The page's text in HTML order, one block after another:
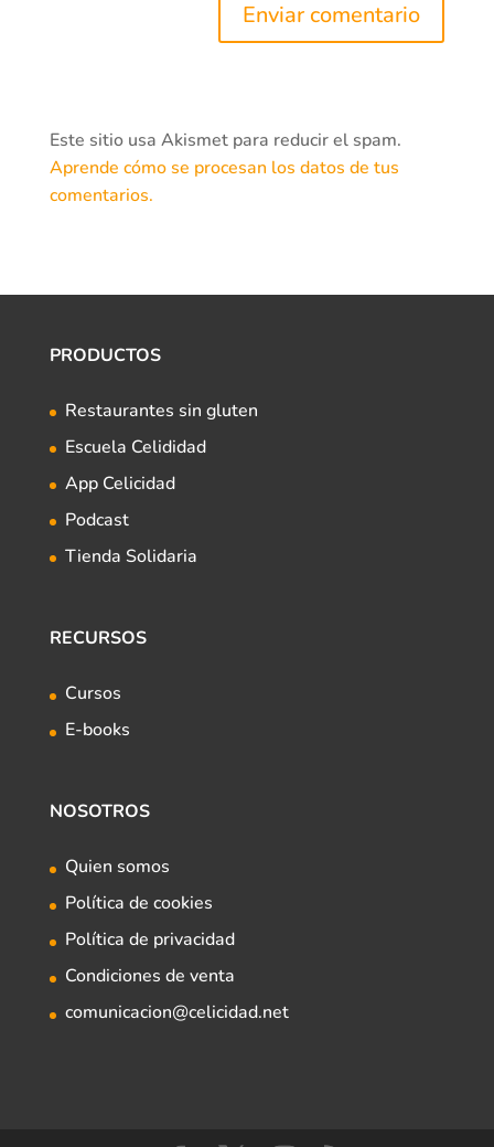
Este sitio usa Akismet para reducir el spam.
Aprende cómo se procesan los datos de tus
comentarios.
PRODUCTOS
Restaurantes sin gluten
Escuela Celididad
App Celicidad
Podcast
Tienda Solidaria
RECURSOS
Cursos
E-books
NOSOTROS
Quien somos
Política de cookies
Política de privacidad
Condiciones de venta
comunicacion@celicidad.net